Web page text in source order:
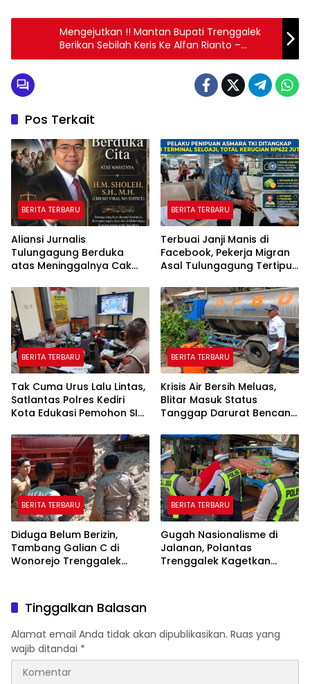
Mengejutkan !! Mantan Bupati Trenggalek
Berikan Sebilah Keris Ke Alfan Rianto –
Zaenal Fanani
Pos Terkait
BERITA TERBARU
Aliansi Jurnalis
Tulungagung Berduka
atas Meninggalnya Cak
“Beliau Pejuang Keadilan
yang Vokal”
BERITA TERBARU
Terbuai Janji Manis di
Facebook, Pekerja Migran
Asal Tulungagung Tertipu
BERITA TERBARU
Tak Cuma Urus Lalu Lintas,
Satlantas Polres Kediri
Kota Edukasi Pemohon SIM
Pelatihan AI
BERITA TERBARU
Krisis Air Bersih Meluas,
Blitar Masuk Status
Tanggap Darurat Bencana
BERITA TERBARU
Diduga Belum Berizin,
Tambang Galian C di
Wonorejo Trenggalek
BERITA TERBARU
Gugah Nasionalisme di
Jalanan, Polantas
Trenggalek Kagetkan
Tinggalkan Balasan
Alamat email Anda tidak akan dipublikasikan. Ruas yang
wajib ditandai *